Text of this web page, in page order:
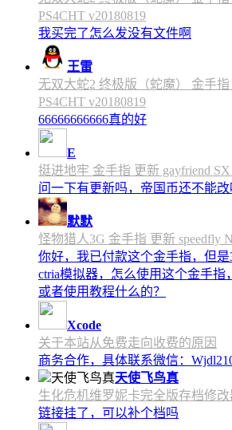
PS4CHT v20180819
我买完了怎么发没有文件啊
王雷
无双大蛇2 终极版（蛇魔） 金手指
PS4CHT v20180819
66666666666真的好
E
挺进地牢 金手指 更新 gayfriend SX
问一下有更新吗，帝国币还不能改
默默
怪物猎人3G 金手指 更新 speedfly
你好，我已付款这个金手指，但是
ctria模拟器，怎么使用这个金手指
或者使用教程什么的？
Xcode
关于本站从免费走向收费的原因
商务合作，具体联系微信：
天使飞鸟真
生化危机维罗妮卡完全版存档修改
链接挂了，可以补个档吗